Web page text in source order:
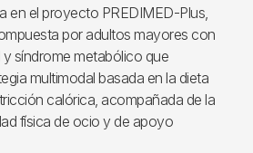
en el proyecto PREDIMED-Plus,
por adultos mayores con
síndrome metabólico que
multimodal basada en la dieta
calórica, acompañada de la
física de ocio y de apoyo